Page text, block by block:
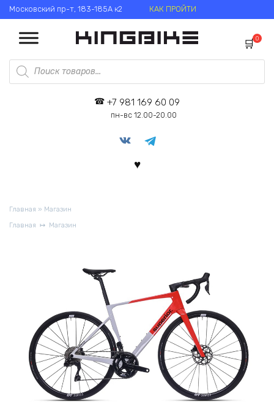
Перейти
к
содержанию
Московский пр-т, 183-185А к2 КАК ПРОЙТИ
Поиск
товаров
0
+7 981 169 60 09
пн-вс 12.00-20.00
Главная » Магазин
Главная
Магазин